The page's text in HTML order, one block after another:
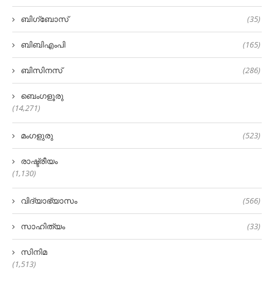
ബിഗ്‌ബോസ് (35)
ബിബിഎംപി (165)
ബിസിനസ് (286)
ബെംഗളൂരു
(14,271)
മംഗളുരു (523)
രാഷ്ട്രീയം
(1,130)
വിദ്യാഭ്യാസം (566)
സാഹിത്യം (33)
സിനിമ
(1,513)